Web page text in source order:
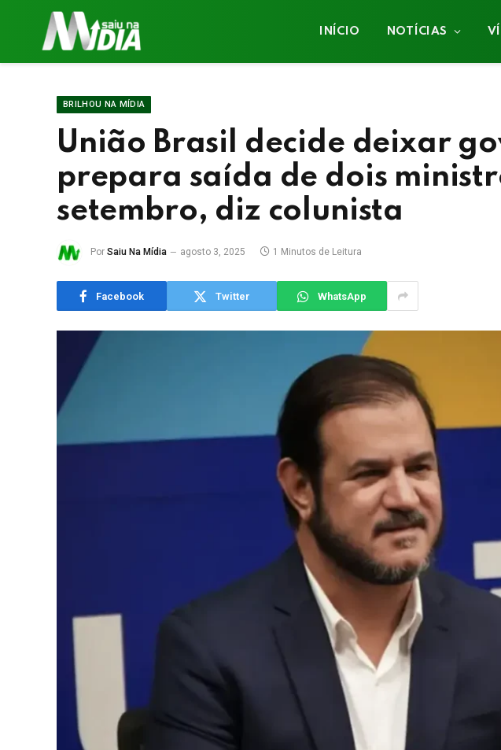
INÍCIO NOTÍCIAS
BRILHOU NA MÍDIA
União Brasil decide deixar
prepara saída de dois
setembro, diz colunista
Por Saiu Na Mídia agosto 3, 2025 1 Minutos de Leitura
Facebook Twitter WhatsApp